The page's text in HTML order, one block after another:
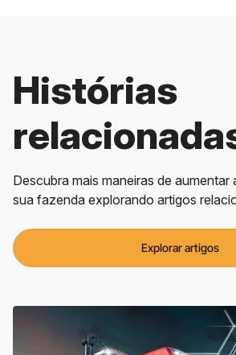
Histórias
Descubra mais maneiras de aumentar
sua fazenda explorando artigos
Explorar artigos